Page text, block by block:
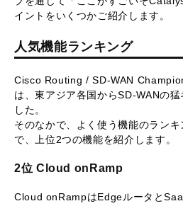
イントをいくつかご紹介します。
人気機能ランキング
Cisco Routing / SD-WAN
は、東アジア各国からSD-WANの
した。
そのなかで、よく使う機能のラン
で、上位2つの機能を紹介します。
2位 Cloud onRamp
Cloud onRampはEdgeルータと